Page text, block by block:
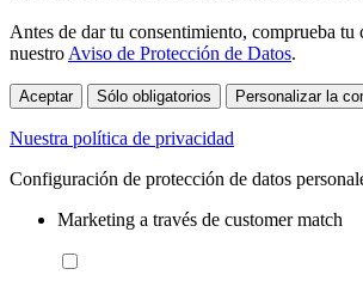
Antes de dar tu consentimiento, comprueba
nuestro Aviso de Protección de Datos.
Aceptar Sólo obligatorios Personalizar la
Nuestra política de privacidad
Configuración de protección de datos
Marketing a través de customer match